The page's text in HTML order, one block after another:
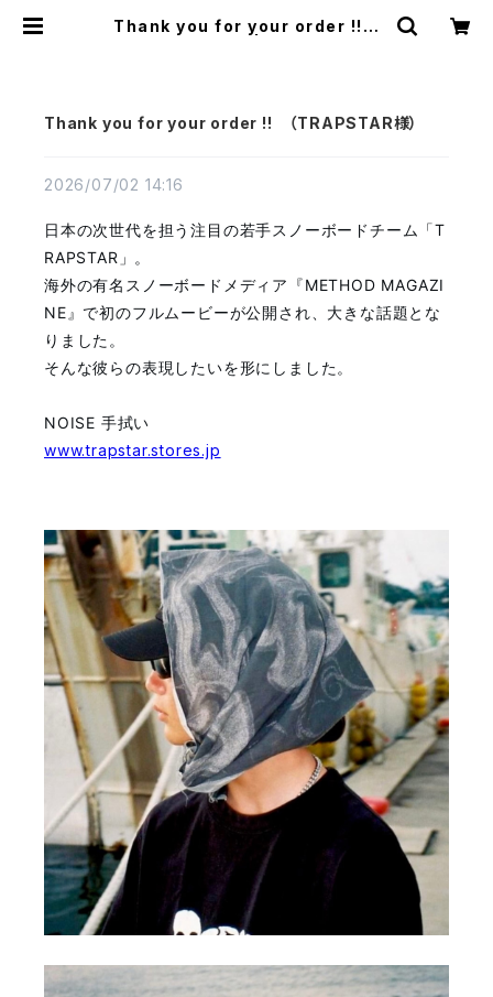
Thank you for your order !!
Thank you for your order !! （TRAPSTAR様）
2026/07/02 14:16
日本の次世代を担う注目の若手スノーボードチーム「T
RAPSTAR」。
海外の有名スノーボードメディア『METHOD MAGAZI
NE』で初のフルムービーが公開され、大きな話題とな
りました。
そんな彼らの表現したいを形にしました。
NOISE 手拭い
www.trapstar.stores.jp